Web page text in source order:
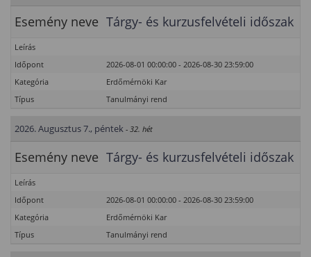
Esemény neve Tárgy- és kurzusfelvételi időszak
Leírás
Időpont
2026-08-01 00:00:00 - 2026-08-30 23:59:00
Kategória
Erdőmérnöki Kar
Típus
Tanulmányi rend
2026. Augusztus 7., péntek - 32. hét
Esemény neve Tárgy- és kurzusfelvételi időszak
Leírás
Időpont
2026-08-01 00:00:00 - 2026-08-30 23:59:00
Kategória
Erdőmérnöki Kar
Típus
Tanulmányi rend